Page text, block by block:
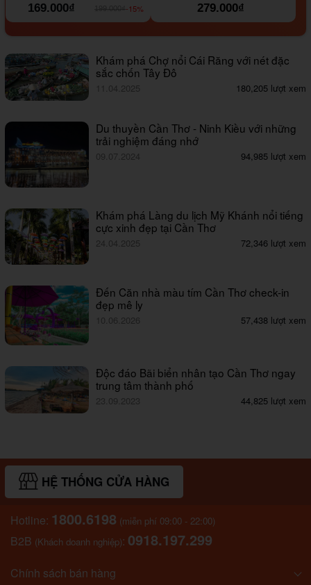
169.000₫
-15%
279.000₫
Khám phá Chợ nổi Cái Răng với nét đặc
sắc chốn Tây Đô
11.04.2025 180,205 lượt xem
Du thuyền Cần Thơ - Ninh Kiều với những
trải nghiệm đáng nhớ
09.07.2024 94,985 lượt xem
Khám phá Làng du lịch Mỹ Khánh nổi tiếng
cực xinh đẹp tại Cần Thơ
24.04.2025 72,346 lượt xem
Đến Căn nhà màu tím Cần Thơ check-in
đẹp mê ly
10.06.2026 57,438 lượt xem
Độc đáo Bãi biển nhân tạo Cần Thơ ngay
trung tâm thành phố
23.09.2023 44,825 lượt xem
HỆ THỐNG CỬA HÀNG
Hotline: 1800.6198 (miễn phí 09:00 - 22:00)
B2B (Khách doanh nghiệp): 0918.197.299
Chính sách bán hàng